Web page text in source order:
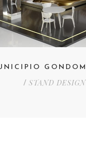
/ STAND DESIGN